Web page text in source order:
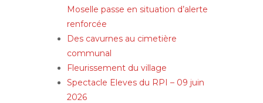
Moselle passe en situation d’alerte
renforcée
Des cavurnes au cimetière
communal
Fleurissement du village
Spectacle Eleves du RPI – 09 juin
2026